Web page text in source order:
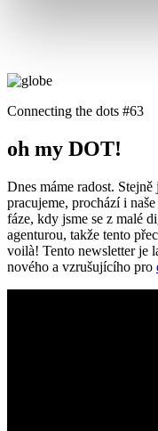
Connecting the dots #63
oh my DOT!
Dnes máme radost.
pracujeme, prochází i
fáze, kdy jsme se z malé
agenturou, takže tento
voilà! Tento newsletter je
nového a vzrušujícího pro